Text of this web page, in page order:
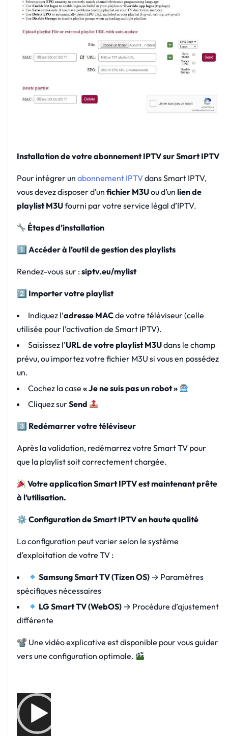
Installation de votre abonnement IPTV sur Smart IPTV
Pour intégrer un abonnement IPTVdans Smart IPTV,
vous devez disposer d’un fichier M3Uou d’un lien de
playlist M3Ufourni par votre service légal d’IPTV.
Étapes d’installation
1️ Accéder à l’outil de gestion des playlists
Rendez-vous sur :siptv.eu/mylist
2️ Importer votre playlist
Indiquez l’adresse MACde votre téléviseur (celle
utilisée pour l’activation de Smart IPTV).
Saisissez l’URL de votre playlist M3Udans le champ
prévu, ou importez votre fichier M3U si vous en possédez
un.
Cochez la case « Je ne suis pas un robot »
Cliquez surSend
3️ Redémarrer votre téléviseur
Après la validation, redémarrez votre Smart TV pour
que la playlist soit correctement chargée.
Votre application Smart IPTV est maintenant prête
à l’utilisation.
⚙ Configuration de Smart IPTV en haute qualité
La configuration peut varier selon le système
d’exploitation de votre TV :
Samsung Smart TV (Tizen OS)→ Paramètres
spécifiques nécessaires
LG Smart TV (WebOS)→ Procédure d’ajustement
différente
📽 Une vidéo explicative est disponible pour vous guider
vers une configuration optimale.
Lecteur
vidéo